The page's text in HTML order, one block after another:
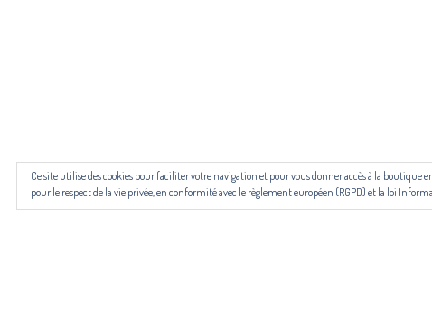
Ce site utilise des cookies pour faciliter votre navigation et pour vous donner accès à la
pour le respect de la vie privée, en conformité avec le règlement européen (RGPD) et la loi